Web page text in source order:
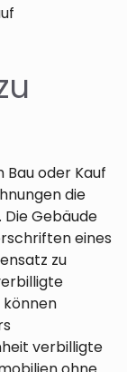
oder Kauf
die
Gebäude
eines
zu
können
verbilligte